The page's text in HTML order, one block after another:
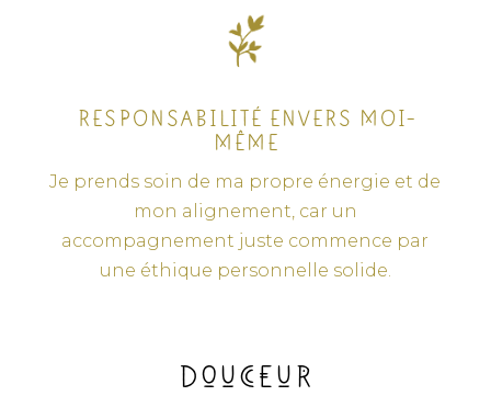
RESPONSABILITÉ ENVERS MOI-
MÊME
Je prends soin de ma propre énergie et de
mon alignement, car un
accompagnement juste commence par
une éthique personnelle solide.
Douceur